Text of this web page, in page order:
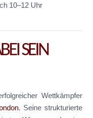
10–12 Uhr
SEIN
Wettkämpfer
. Seine strukturierte